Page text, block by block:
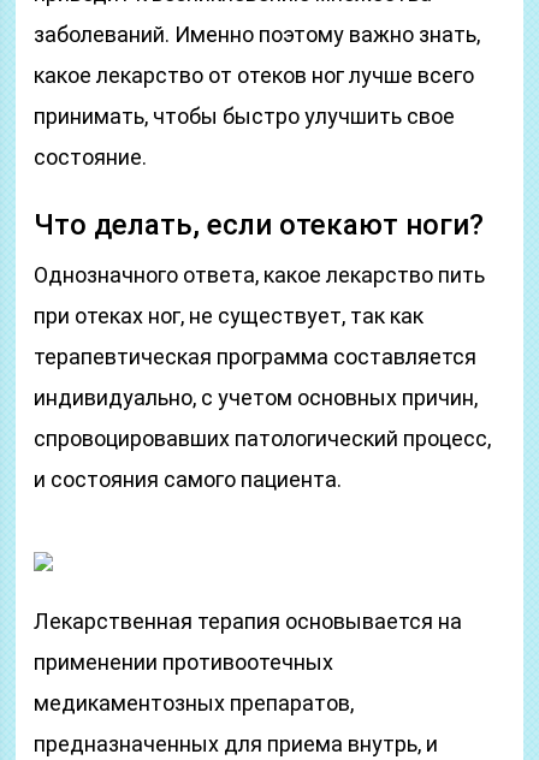
заболеваний. Именно поэтому важно знать,
какое лекарство от отеков ног лучше всего
принимать, чтобы быстро улучшить свое
состояние.
Что делать, если отекают ноги?
Однозначного ответа, какое лекарство пить
при отеках ног, не существует, так как
терапевтическая программа составляется
индивидуально, с учетом основных причин,
спровоцировавших патологический процесс,
и состояния самого пациента.
Лекарственная терапия основывается на
применении противоотечных
медикаментозных препаратов,
предназначенных для приема внутрь, и